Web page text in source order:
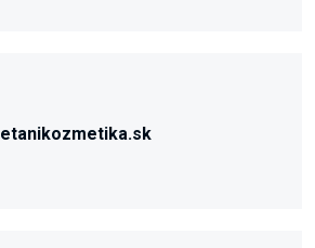
etanikozmetika.sk